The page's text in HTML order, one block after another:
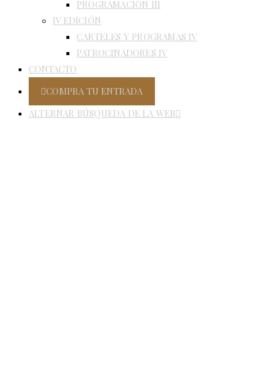
PROGRAMACIÓN III
IV EDICIÓN
CARTELES Y PROGRAMAS IV
PATROCINADORES IV
CONTACTO
COMPRA TU ENTRADA
ALTERNAR BÚSQUEDA DE LA WEB